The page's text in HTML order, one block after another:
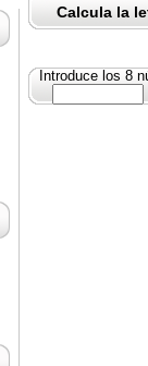
Calcula la
Introduce los 8